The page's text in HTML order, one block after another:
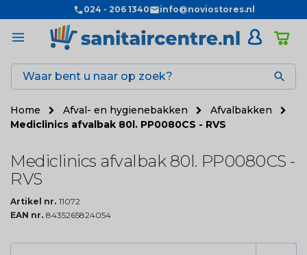
024 - 206 1340 info@noviostores.nl

Home Afval- en hygienebakken
Afvalbakken
Mediclinics afvalbak 80l. PP0080CS - RVS
Mediclinics afvalbak 80l. PP0080CS -
RVS
Artikel nr. 11072
EAN nr. 8435265824054